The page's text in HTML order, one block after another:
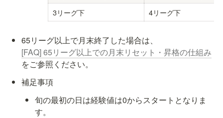
3リーグ下
4リーグ下
65リーグ以上で月末終了した場合は、
[FAQ] 65リーグ以上での月末リセット・昇格の仕組み
をご参照ください。
補足事項
旬の最初の日は経験値は0からスタートとなりま
す。